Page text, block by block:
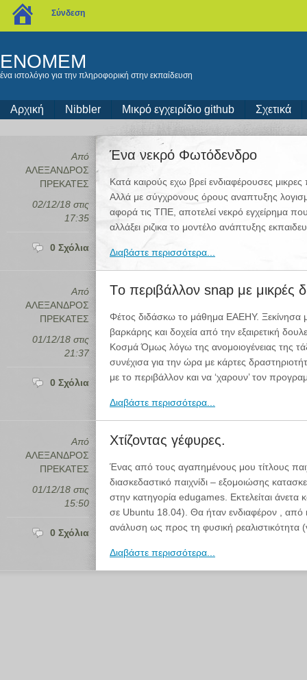
ENOMEM
ένα ιστολόγιο για την πληροφορική στην εκπαίδευση
Αρχική Nibbler Μικρό εγχειρίδιο github Σχετικά
Από
ΑΛΕΞΑΝΔΡΟΣ
ΠΡΕΚΑΤΕΣ
02/12/18 στις
17:35
0 Σχόλια
Ένα νεκρό Φωτόδενδρο
Κατά καιρούς εχω βρεί ενδιαφέρουσες
Αλλά με σύγχρονους όρους αναπτυξης
αφορά τις ΤΠΕ, αποτελεί νεκρό εγχείρημα που
αλλάξει ριζικα το μοντέλο ανάπτυξης
Διαβάστε περισσότερα...
Από
ΑΛΕΞΑΝΔΡΟΣ
ΠΡΕΚΑΤΕΣ
01/12/18 στις
21:37
0 Σχόλια
Tο περιβάλλον snap με μικρές
Φέτος διδάσκω το μάθημα ΕΑΕΗΥ. Ξεκίνησα
βαρκάρης και δοχεία από την εξαιρετική
Κοσμά Όμως λόγω της ανομοιογένειας της
συνέχισα για την ώρα με κάρτες
με το περιβάλλον και να ‘χαρουν’ τον
Διαβάστε περισσότερα...
Από
ΑΛΕΞΑΝΔΡΟΣ
ΠΡΕΚΑΤΕΣ
01/12/18 στις
15:50
0 Σχόλια
Χτίζοντας γέφυρες.
Ένας από τους αγαπημένους μου τίτλους
διασκεδαστικό παιχνίδι – εξομοιώσης
στην κατηγορία edugames. Εκτελείται
σε Ubuntu 18.04). Θα ήταν ενδιαφέρον , από
ανάλυση ως προς τη φυσική ρεαλιστικότητα
Διαβάστε περισσότερα...
blogs.sch.gr
Σύνδεση